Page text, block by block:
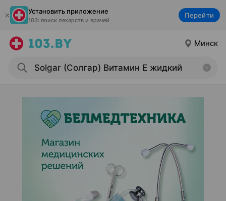
Установить приложение
103: поиск лекарств и врачей
Перейти
Минск